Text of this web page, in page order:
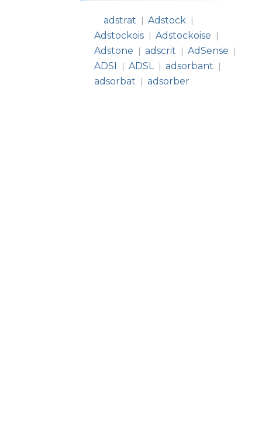
adstrat | Adstock |
Adstockois | Adstockoise |
Adstone | adscrit | AdSense |
ADSI | ADSL | adsorbant |
adsorbat | adsorber